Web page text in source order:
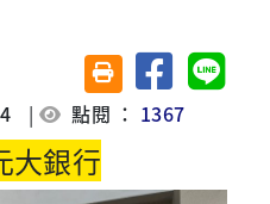
友善列印(另開視窗)
分享至臉書分享
| 點閱 ： 1367
大銀行